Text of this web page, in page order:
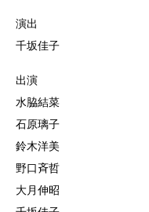
演出
千坂佳子
出演
水脇結菜
石原璃子
鈴木洋美
野口斉哲
大月伸昭